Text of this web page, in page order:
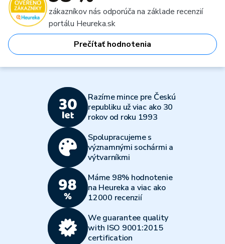
zákazníkov nás odporúča na základe recenzií
portálu Heureka.sk
Prečítať hodnotenia
Razíme mince pre Českú
republiku už viac ako 30
rokov od roku 1993
Spolupracujeme s
významnými sochármi a
výtvarníkmi
Máme 98% hodnotenie
na Heureka a viac ako
12000 recenzií
We guarantee quality
with ISO 9001:2015
certification